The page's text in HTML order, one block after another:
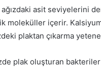
asit seviyelerini
moleküller içerir.
plaktan çıkarma
plak oluşturan bakteriler